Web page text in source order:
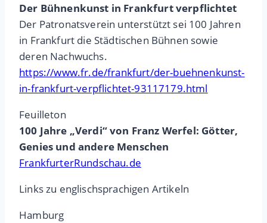
Der Bühnenkunst in Frankfurt verpflichtet
Der Patronatsverein unterstützt sei 100 Jahren
in Frankfurt die Städtischen Bühnen sowie
deren Nachwuchs.
https://www.fr.de/frankfurt/der-buehnenkunst-
in-frankfurt-verpflichtet-93117179.html
Feuilleton
100 Jahre „Verdi“ von Franz Werfel: Götter,
Genies und andere Menschen
FrankfurterRundschau.de
Links zu englischsprachigen Artikeln
Hamburg